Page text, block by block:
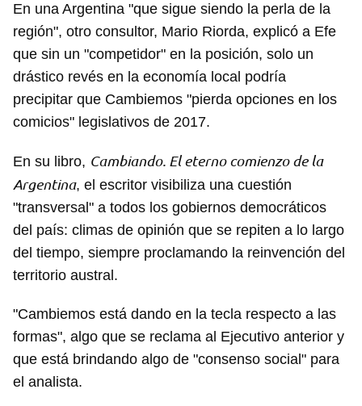
En una Argentina "que sigue siendo la perla de la
región", otro consultor, Mario Riorda, explicó a Efe
que sin un "competidor" en la posición, solo un
drástico revés en la economía local podría
precipitar que Cambiemos "pierda opciones en los
comicios" legislativos de 2017.
En su libro, Cambiando. El eterno comienzo de la
Argentina, el escritor visibiliza una cuestión
"transversal" a todos los gobiernos democráticos
del país: climas de opinión que se repiten a lo largo
del tiempo, siempre proclamando la reinvención del
territorio austral.
"Cambiemos está dando en la tecla respecto a las
formas", algo que se reclama al Ejecutivo anterior y
que está brindando algo de "consenso social" para
el analista.